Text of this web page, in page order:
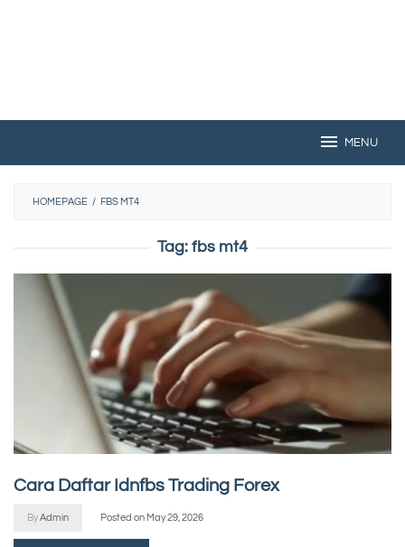
MENU
HOMEPAGE / FBS MT4
Tag: fbs mt4
Cara Daftar Idnfbs Trading Forex
ByAdmin Posted on May 29, 2026